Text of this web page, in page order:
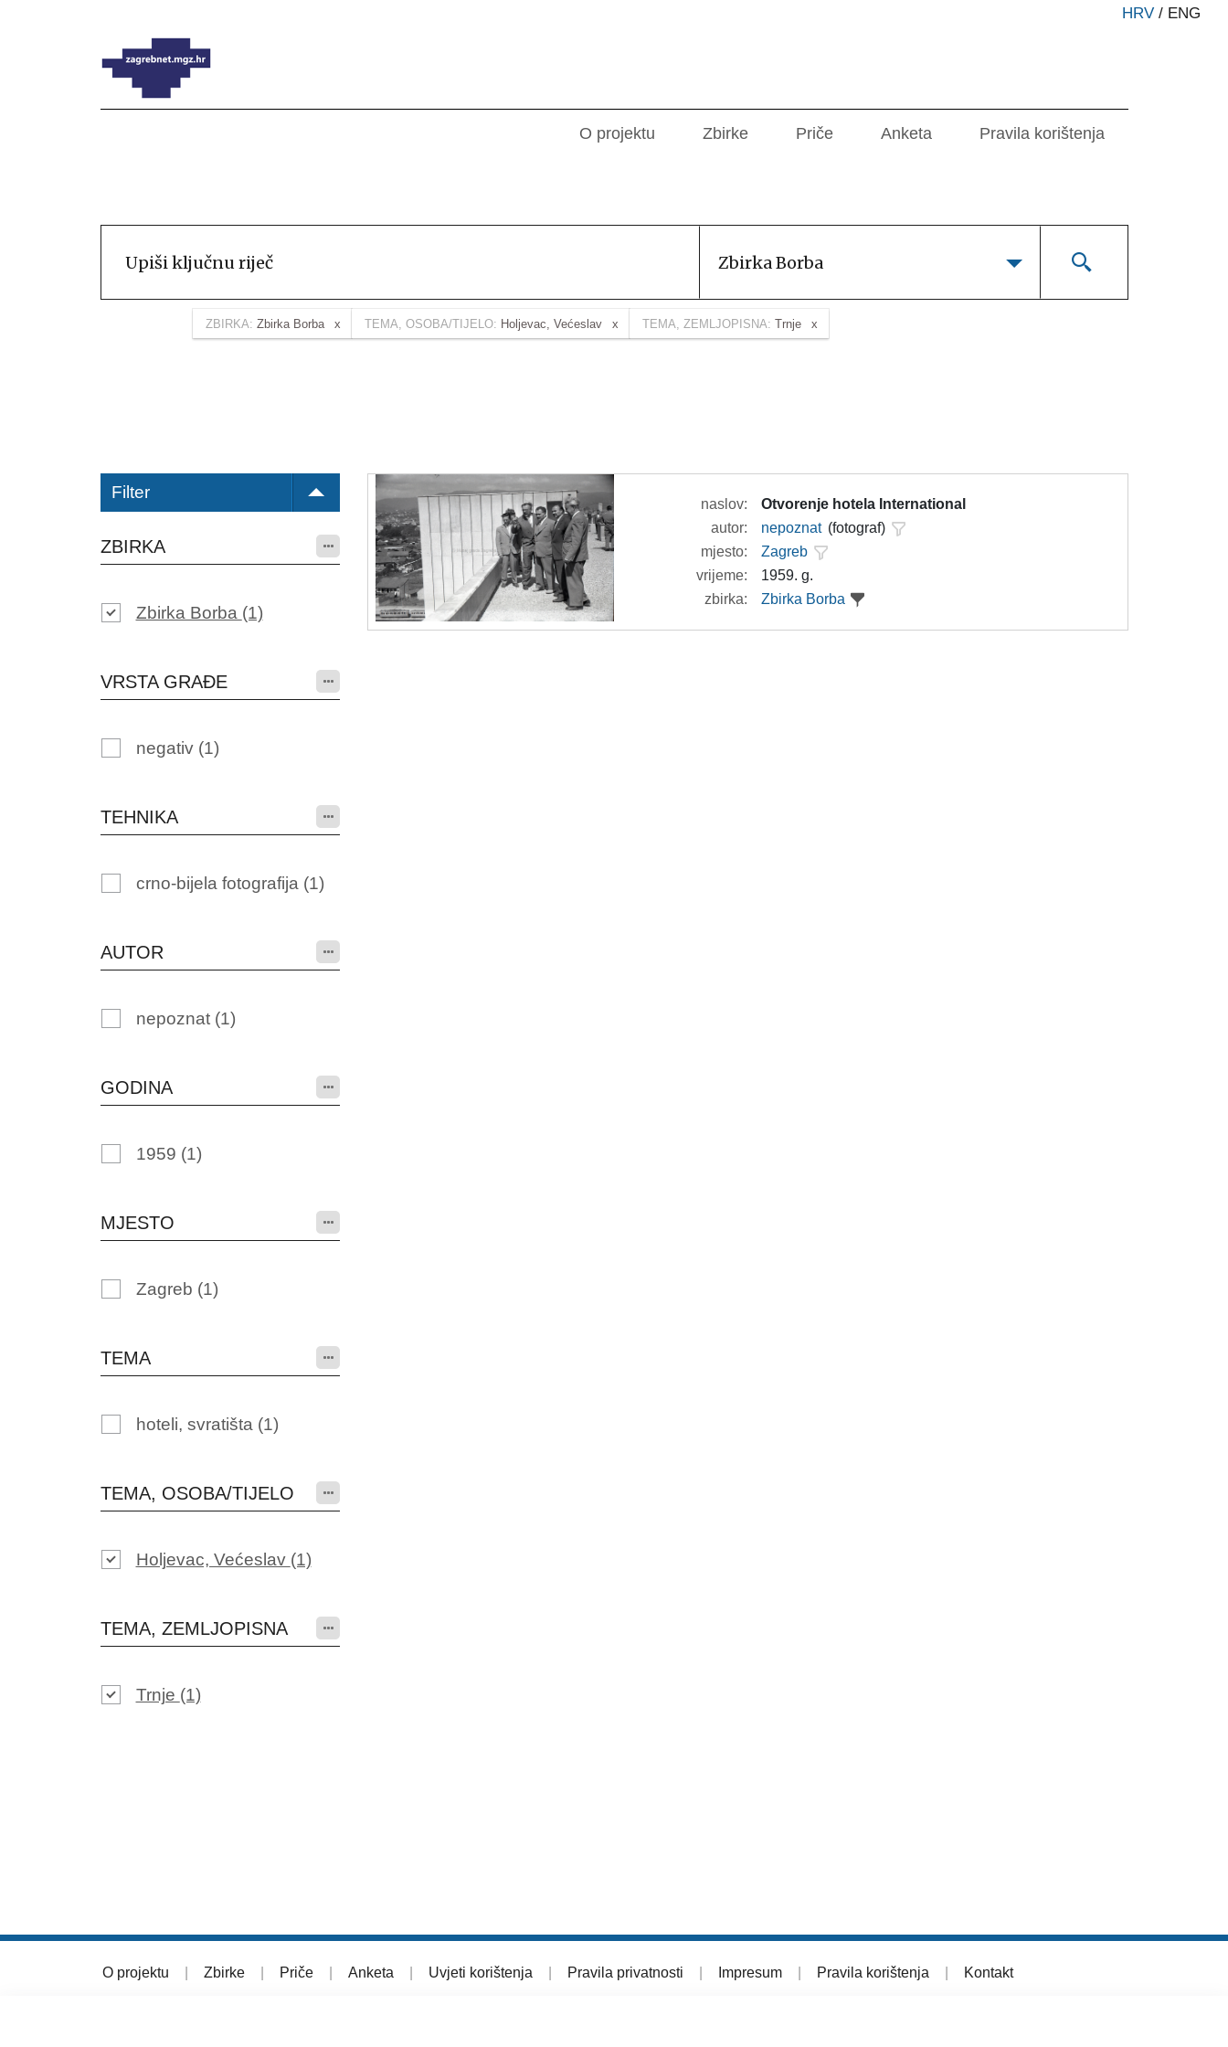
HRV / ENG
O projektu Zbirke Priče Anketa Pravila korištenja
Zbirka Borba
ZBIRKA: Zbirka Borba TEMA, OSOBA/TIJELO: Holjevac, Većeslav TEMA, ZEMLJOPISNA: Trnje
Filter
ZBIRKA
Zbirka Borba (1)
VRSTA GRAĐE
negativ (1)
TEHNIKA
crno-bijela fotografija (1)
AUTOR
nepoznat (1)
GODINA
1959 (1)
MJESTO
Zagreb (1)
TEMA
hoteli, svratišta (1)
TEMA, OSOBA/TIJELO
Holjevac, Većeslav (1)
TEMA, ZEMLJOPISNA
Trnje (1)
naslov:
Otvorenje hotela International
autor:
nepoznat (fotograf)
mjesto:
Zagreb
vrijeme:
1959. g.
zbirka:
Zbirka Borba
O projektu Zbirke Priče Anketa Uvjeti korištenja Pravila privatnosti Impresum Pravila korištenja Kontakt